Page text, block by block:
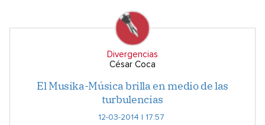
Divergencias
César Coca
El Musika-Música brilla en medio de las
turbulencias
12-03-2014 | 17:57